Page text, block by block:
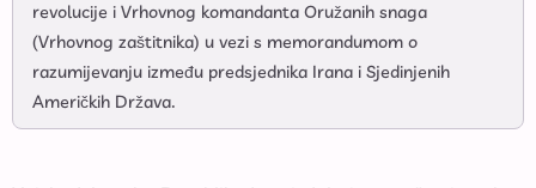
revolucije i Vrhovnog komandanta Oružanih snaga
(Vrhovnog zaštitnika) u vezi s memorandumom o
razumijevanju između predsjednika Irana i Sjedinjenih
Američkih Država.